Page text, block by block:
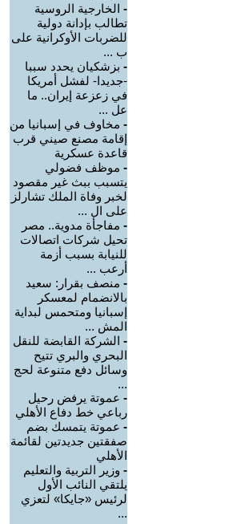
- الخارجية الروسية
تطالب بإدانة دولية
للضربات الأوكرانية على
ب ...
- بزشكيان يحدد سببا
-جديدا- لفشل أمريكا
في زعزعة إيران.. ما
عل ...
- مخاوف في إسبانيا من
إقامة مصنع صيني قرب
قاعدة عسكرية
- موظف فضولي
يتسبب ببث غير مقصود
لخبر وفاة الملك تشارلز
على ال ...
- مفاجأة مدوية.. مصر
تحيل شركات اتصالات
للنيابة بسبب أزمة
أرعب ...
- منصف بقرار: سعيد
بالانضمام لمعسكر
إسبانيا ومتحمس لبداية
المش ...
- الشركة القابضة للنقل
البحري والبري تتيح
وسائل دفع متنوعة لحج
...
- عموتة يرفض رحيل
رباعي خط دفاع الأهلي
- عموتة يتمسك بضم
صفقتين جديدتين لقائمة
الأهلي
- وزير التربية والتعليم
يلتقي النائب الأول
لرئيس «جايكا» لتعزي
...